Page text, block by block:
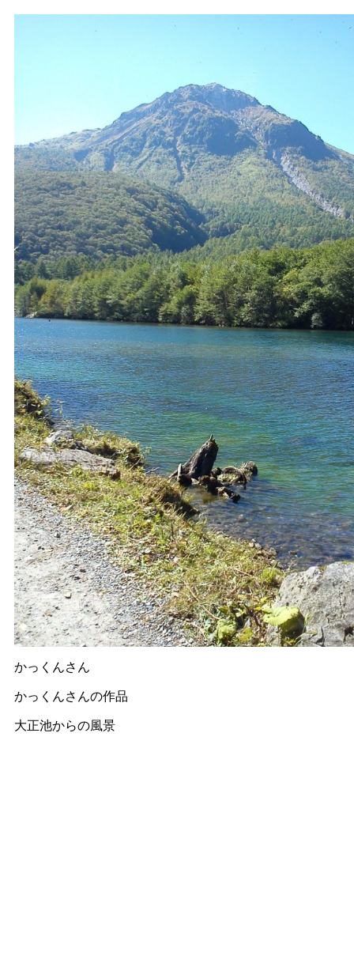
かっくんさん
かっくんさんの作品
大正池からの風景